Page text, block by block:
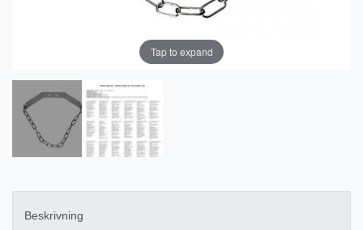
Tap to expand
Beskrivning